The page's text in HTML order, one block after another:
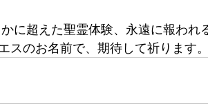
に超えた聖霊体験、永遠に報われ
スのお名前で、期待して祈ります。